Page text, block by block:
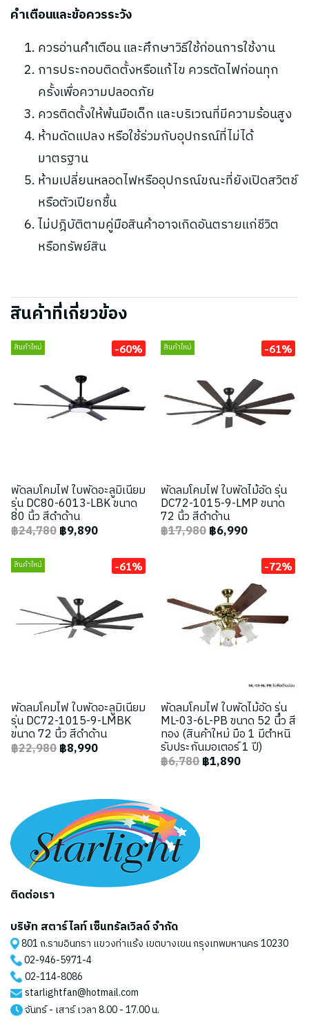
คำเตือนและข้อควรระวัง
ควรอ่านคำเตือน และศึกษาวิธีใช้ก่อนการใช้งาน
การประกอบติดตั้งหรือแก้ไข ควรตัดไฟก่อนทุก
ครั้งเพื่อความปลอดภัย
ควรติดตั้งให้พ้นมือเด็ก และบริเวณที่มีความร้อนสูง
ห้ามดัดแปลง หรือใช้ร่วมกับอุปกรณ์ที่ไม่ได้
มาตรฐาน
ห้ามเปลี่ยนหลอดไฟหรืออุปกรณ์ขณะที่ยังเปิดสวิตช์
หรือตัวเปียกชื้น
ไม่ปฎิบัติตามคู่มือสินค้าอาจเกิดอันตรายแก่ชีวิต
หรือทรัพย์สิน
สินค้าที่เกี่ยวข้อง
สินค้าใหม่ -60%
พัดลมโคมไฟ ใบพัดอะลูมิเนียม
รุ่น DC80-6013-LBK ขนาด
80 นิ้ว สีดำด้าน
฿24,780฿9,890
สินค้าใหม่ -61%
พัดลมโคมไฟ ใบพัดไม้อัด รุ่น
DC72-1015-9-LMP ขนาด
72 นิ้ว สีดำด้าน
฿17,980฿6,990
สินค้าใหม่ -61%
พัดลมโคมไฟ ใบพัดอะลูมิเนียม
รุ่น DC72-1015-9-LMBK
ขนาด 72 นิ้ว สีดำด้าน
฿22,980฿8,990
-72%
พัดลมโคมไฟ ใบพัดไม้อัด รุ่น
ML-03-6L-PB ขนาด 52 นิ้ว สี
ทอง (สินค้าใหม่ มือ 1 มีตำหนิ
รับประกันมอเตอร์ 1 ปี)
฿6,780฿1,890
ติดต่อเรา
บริษัท สตาร์ไลท์ เซ็นทรัลเวิลด์ จำกัด
801 ถ.รามอินทรา แขวงท่าแร้ง เขตบางเขน กรุงเทพมหานคร 10230
02-946-5971-4
02-114-8086
starlightfan@hotmail.com
จันทร์ - เสาร์ เวลา 8.00 - 17.00 น.